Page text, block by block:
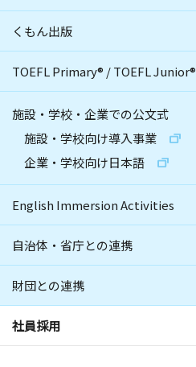
くもん出版
TOEFL Primary® /TOEFL Junior®
施設・学校・企業での公文式
施設・学校向け導入事業
企業・学校向け日本語
English Immersion Activities
自治体・省庁との連携
財団との連携
社員採用